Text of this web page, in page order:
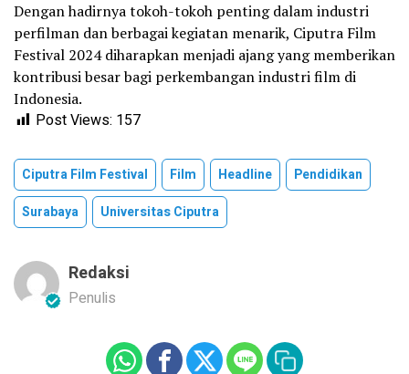
Dengan hadirnya tokoh-tokoh penting dalam industri
perfilman dan berbagai kegiatan menarik, Ciputra Film
Festival 2024 diharapkan menjadi ajang yang memberikan
kontribusi besar bagi perkembangan industri film di
Indonesia.
Post Views: 157
Ciputra Film Festival Film Headline
Pendidikan
Surabaya
Universitas Ciputra
Redaksi
Penulis